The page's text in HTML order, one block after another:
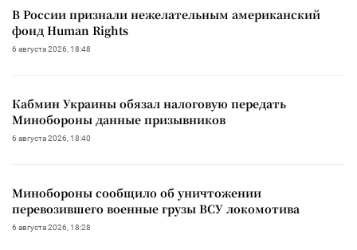
В России признали нежелательным американский
фонд Human Rights
6 августа 2026, 18:48
Кабмин Украины обязал налоговую передать
Минобороны данные призывников
6 августа 2026, 18:40
Минобороны сообщило об уничтожении
перевозившего военные грузы ВСУ локомотива
6 августа 2026, 18:28